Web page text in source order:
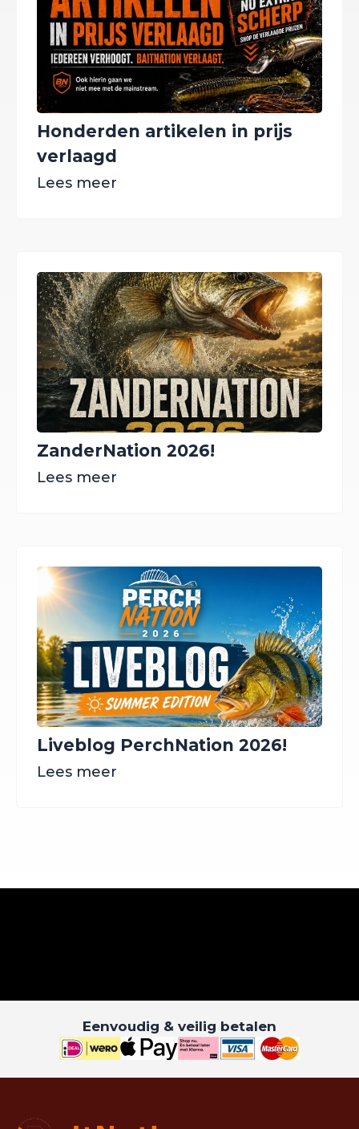
Honderden artikelen in prijs
verlaagd
Lees meer
ZanderNation 2026!
Lees meer
Liveblog PerchNation 2026!
Lees meer
Eenvoudig & veilig betalen